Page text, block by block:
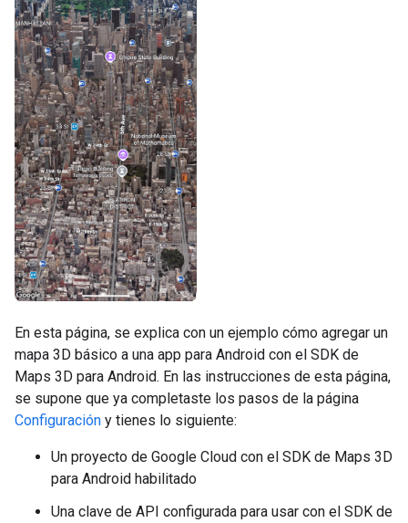
En esta página, se explica con un ejemplo cómo agregar un
mapa 3D básico a una app para Android con el SDK de
Maps 3D para Android. En las instrucciones de esta página,
se supone que ya completaste los pasos de la página
Configuración y tienes lo siguiente:
Un proyecto de Google Cloud con el SDK de Maps 3D
para Android habilitado
Una clave de API configurada para usar con el SDK de